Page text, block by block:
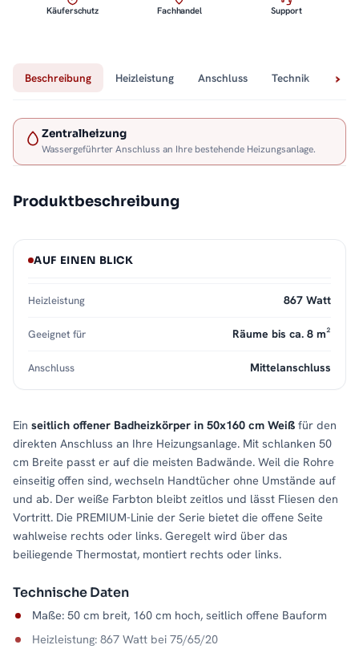
Käuferschutz Fachhandel Support
Beschreibung Heizleistung Anschluss Technik
Zentralheizung
Wassergeführter Anschluss an Ihre bestehende Heizungsanlage.
Produktbeschreibung
Ein seitlich offener Badheizkörper in 50x160 cm Weiß für den
direkten Anschluss an Ihre Heizungsanlage. Mit schlanken 50
cm Breite passt er auf die meisten Badwände. Weil die Rohre
einseitig offen sind, wechseln Handtücher ohne Umstände auf
und ab. Der weiße Farbton bleibt zeitlos und lässt Fliesen den
Vortritt. Die PREMIUM-Linie der Serie bietet die offene Seite
wahlweise rechts oder links. Geregelt wird über das
beiliegende Thermostat, montiert rechts oder links.
Technische Daten
Maße: 50 cm breit, 160 cm hoch, seitlich offene Bauform
Heizleistung: 867 Watt bei 75/65/20
AUF EINEN BLICK
Heizleistung 867 Watt
Geeignet für Räume bis ca. 8 m²
Anschluss Mittelanschluss